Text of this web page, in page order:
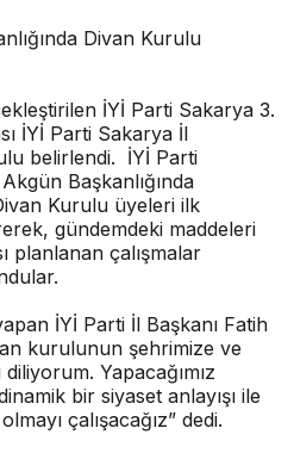
Divan Kurulu
İYİ Parti Sakarya 3.
İYİ Parti Sakarya İl
belirlendi. İYİ Parti
Başkanlığında
Kurulu üyeleri ilk
gündemdeki maddeleri
planlanan çalışmalar
İYİ Parti İl Başkanı Fatih
kurulunun şehrimize ve
diliyorum. Yapacağımız
bir siyaset anlayışı ile
çalışacağız” dedi.